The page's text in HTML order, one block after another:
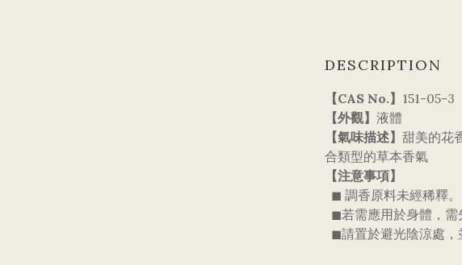
DESCRIPTION
【CAS No.】 151-05-3
【外觀】
【氣味描述】 甜美的花
合類型的草本香氣
【注意事項】
◼ 調香原料未經稀釋。
◼若需應用於身體，需
◼請置於避光陰涼處